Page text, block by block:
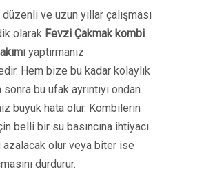
ve uzun yıllar çalışması
olarak Fevzi Çakmak kombi
yaptırmanız
Hem bize bu kadar kolaylık
bu ufak ayrıntıyı ondan
büyük hata olur. Kombilerin
belli bir su basıncına ihtiyacı
azalacak olur veya biter ise
durdurur.